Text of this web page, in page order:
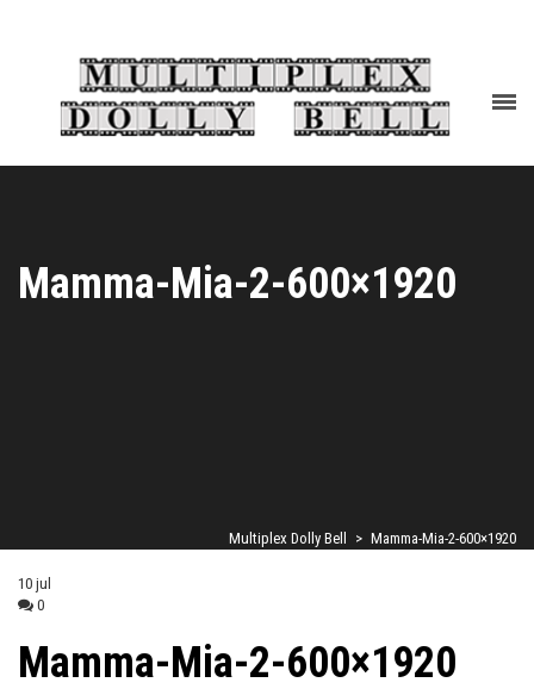
Mamma-Mia-2-600×1920
Multiplex Dolly Bell > Mamma-Mia-2-600×1920
10 jul
0
Mamma-Mia-2-600×1920